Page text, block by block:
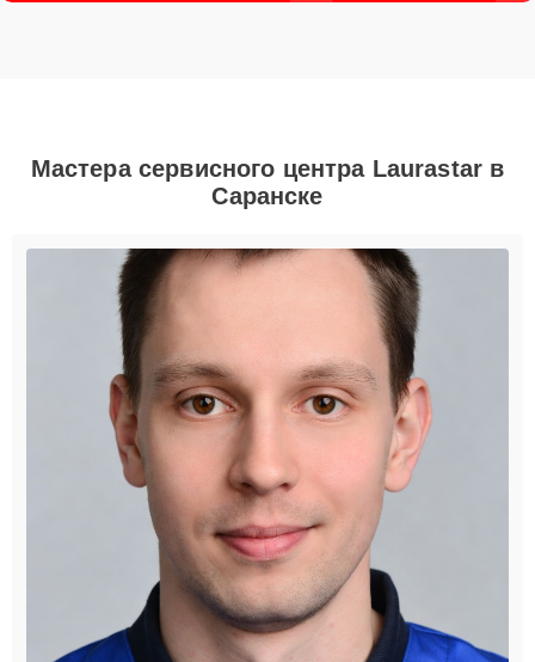
Мастера сервисного центра Laurastar в
Саранске